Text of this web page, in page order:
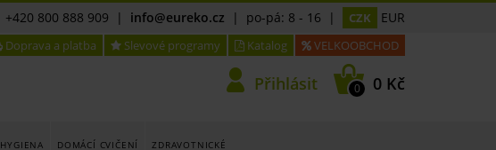
+420 800 888 909 | info@eureko.cz | po-pá: 8 - 16 | CZK EUR
Doprava a platba Slevové programy Katalog VELKOOBCHOD
Přihlásit 0 0 Kč
HYGIENA
DOMÁCÍ CVIČENÍ
ZDRAVOTNICKÉ